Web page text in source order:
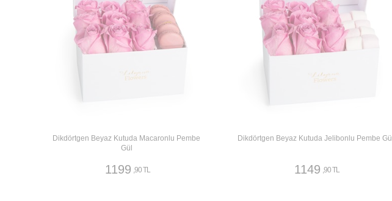
Dikdörtgen Beyaz Kutuda Macaronlu Pembe
Gül
1199 ,90 TL
Dikdörtgen Beyaz Kutuda Jelibonlu Pembe Gül
1149 ,90 TL